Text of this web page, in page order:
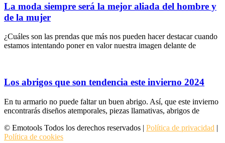
La moda siempre será la mejor aliada del hombre y
de la mujer
¿Cuáles son las prendas que más nos pueden hacer destacar cuando
estamos intentando poner en valor nuestra imagen delante de
Los abrigos que son tendencia este invierno 2024
En tu armario no puede faltar un buen abrigo. Así, que este invierno
encontrarás diseños atemporales, piezas llamativas, abrigos de
© Emotools Todos los derechos reservados | Política de privacidad |
Política de cookies